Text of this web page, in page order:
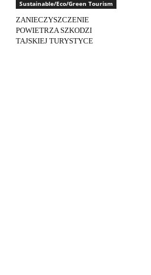
Sustainable/Eco/Green Tourism
ZANIECZYSZCZENIE
POWIETRZA SZKODZI
TAJSKIEJ TURYSTYCE